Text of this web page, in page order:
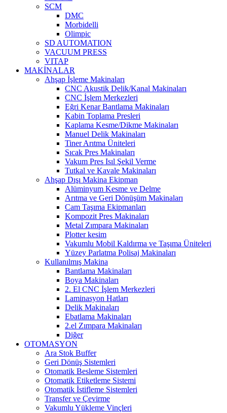
SCM
DMC
Morbidelli
Olimpic
SD AUTOMATION
VACUUM PRESS
VITAP
MAKİNALAR
Ahşap İşleme Makinaları
CNC Akustik Delik/Kanal Makinaları
CNC İşlem Merkezleri
Eğri Kenar Bantlama Makinaları
Kabin Toplama Presleri
Kaplama Kesme/Dikme Makinaları
Manuel Delik Makinaları
Tiner Arıtma Üniteleri
Sıcak Pres Makinaları
Vakum Pres Isıl Şekil Verme
Tutkal ve Kavale Makinaları
Ahşap Dışı Makina Ekipman
Alüminyum Kesme ve Delme
Arıtma ve Geri Dönüşüm Makinaları
Cam Taşıma Ekipmanları
Kompozit Pres Makinaları
Metal Zımpara Makinaları
Plotter kesim
Vakumlu Mobil Kaldırma ve Taşıma Üniteleri
Yüzey Parlatma Polisaj Makinaları
Kullanılmış Makina
Bantlama Makinaları
Boya Makinaları
2. El CNC İşlem Merkezleri
Laminasyon Hatları
Delik Makinaları
Ebatlama Makinaları
2.el Zımpara Makinaları
Diğer
OTOMASYON
Ara Stok Buffer
Geri Dönüş Sistemleri
Otomatik Besleme Sistemleri
Otomatik Etiketleme Sistemi
Otomatik İstifleme Sistemleri
Transfer ve Çevirme
Vakumlu Yükleme Vinçleri